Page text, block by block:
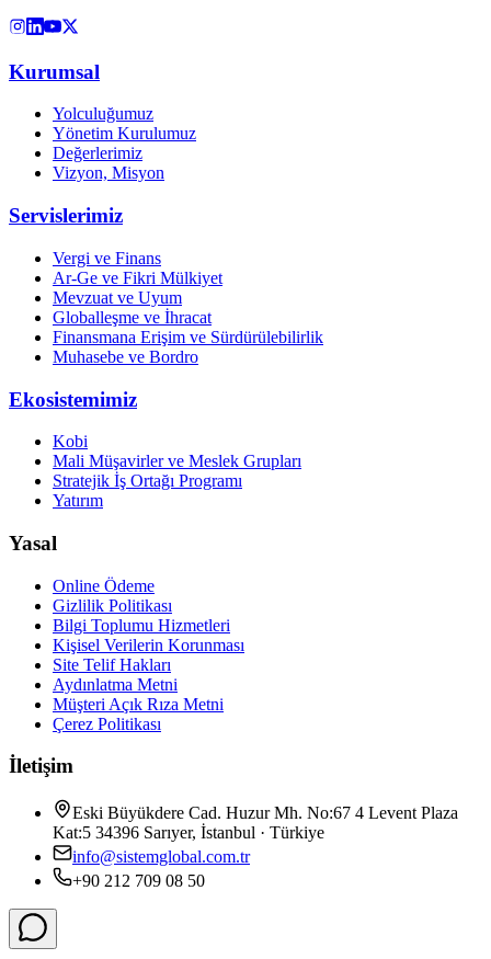
Kurumsal
Yolculuğumuz
Yönetim Kurulumuz
Değerlerimiz
Vizyon, Misyon
Servislerimiz
Vergi ve Finans
Ar-Ge ve Fikri Mülkiyet
Mevzuat ve Uyum
Globalleşme ve İhracat
Finansmana Erişim ve Sürdürülebilirlik
Muhasebe ve Bordro
Ekosistemimiz
Kobi
Mali Müşavirler ve Meslek Grupları
Stratejik İş Ortağı Programı
Yatırım
Yasal
Online Ödeme
Gizlilik Politikası
Bilgi Toplumu Hizmetleri
Kişisel Verilerin Korunması
Site Telif Hakları
Aydınlatma Metni
Müşteri Açık Rıza Metni
Çerez Politikası
İletişim
Eski Büyükdere Cad. Huzur Mh. No:67 4 Levent Plaza
Kat:5 34396 Sarıyer, İstanbul · Türkiye
info@sistemglobal.com.tr
+90 212 709 08 50